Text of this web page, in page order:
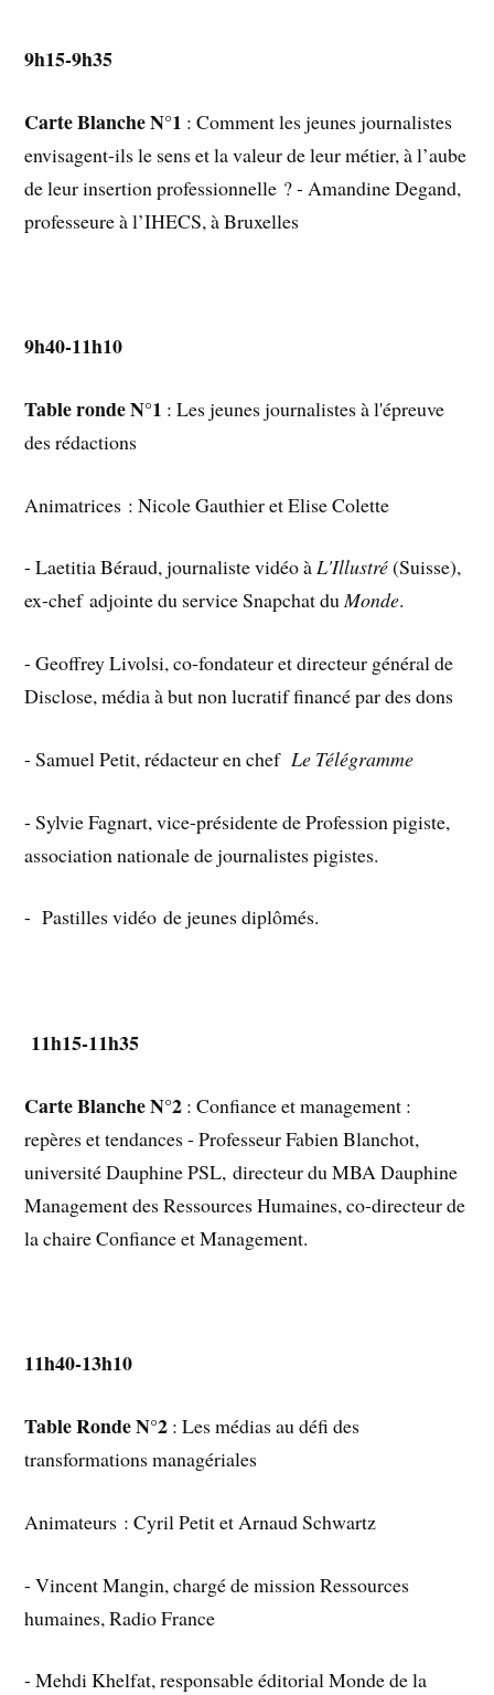
9h15-9h35
Carte Blanche N°1 : Comment les jeunes journalistes
envisagent-ils le sens et la valeur de leur métier, à l’aube
de leur insertion professionnelle ? - Amandine Degand,
professeure à l’IHECS, à Bruxelles
9h40-11h10
Table ronde N°1 : Les jeunes journalistes à l'épreuve
des rédactions
Animatrices : Nicole Gauthier et Elise Colette
- Laetitia Béraud, journaliste vidéo àL'Illustré(Suisse),
ex-chef adjointe du service Snapchat duMonde.
- Geoffrey Livolsi, co-fondateur et directeur général de
Disclose, média à but non lucratif financé par des dons
- Samuel Petit, rédacteur en chefLe Télégramme
- Sylvie Fagnart, vice-présidente de Profession pigiste,
association nationale de journalistes pigistes.
- Pastilles vidéo de jeunes diplômés.
11h15-11h35
Carte Blanche N°2 : Confiance et management :
repères et tendances - Professeur Fabien Blanchot,
université Dauphine PSL, directeur du MBA Dauphine
Management des Ressources Humaines, co-directeur de
la chaire Confiance et Management.
11h40-13h10
Table Ronde N°2 : Les médias au défi des
transformations managériales
Animateurs : Cyril Petit et Arnaud Schwartz
- Vincent Mangin, chargé de mission Ressources
humaines, Radio France
- Mehdi Khelfat, responsable éditorial Monde de la